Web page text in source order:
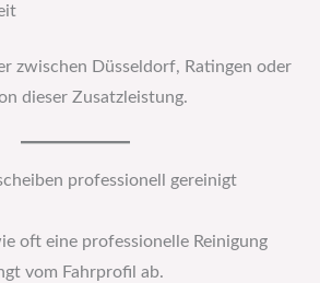
zwischen Düsseldorf, Ratingen oder
dieser Zusatzleistung.
professionell gereinigt
oft eine professionelle Reinigung
vom Fahrprofil ab.